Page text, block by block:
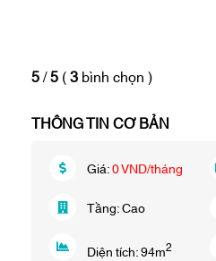
5/5 (3 bình chọn)
THÔNG TIN CƠ BẢN
Giá:0 VND/tháng
Tầng:Cao
Diện tích:94m2